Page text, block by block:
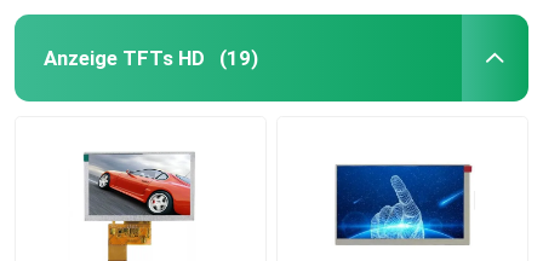
Anzeige TFTs HD (19)